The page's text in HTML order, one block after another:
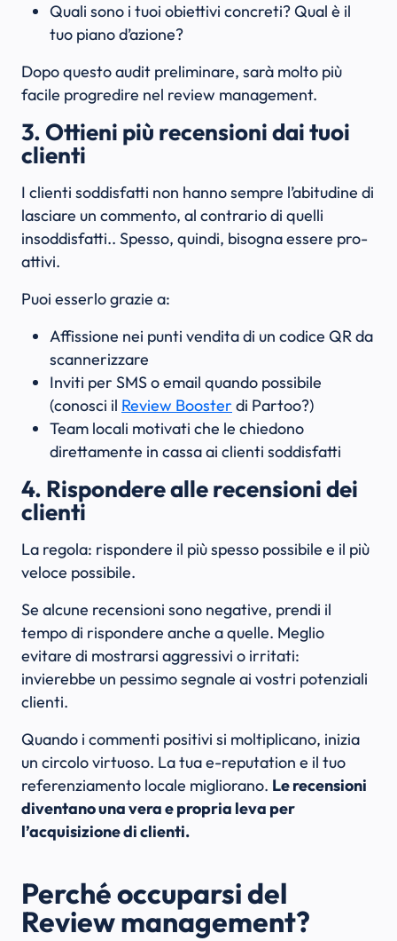
Quali sono i tuoi obiettivi concreti? Qual è il
tuo piano d’azione?
Dopo questo audit preliminare, sarà molto più
facile progredire nel review management.
3. Ottieni più recensioni dai tuoi
clienti
I clienti soddisfatti non hanno sempre l’abitudine di
lasciare un commento, al contrario di quelli
insoddisfatti.. Spesso, quindi, bisogna essere pro-
attivi.
Puoi esserlo grazie a:
Affissione nei punti vendita di un codice QR da
scannerizzare
Inviti per SMS o email quando possibile
(conosci il Review Booster di Partoo?)
Team locali motivati che le chiedono
direttamente in cassa ai clienti soddisfatti
4. Rispondere alle recensioni dei
clienti
La regola: rispondere il più spesso possibile e il più
veloce possibile.
Se alcune recensioni sono negative, prendi il
tempo di rispondere anche a quelle. Meglio
evitare di mostrarsi aggressivi o irritati:
invierebbe un pessimo segnale ai vostri potenziali
clienti.
Quando i commenti positivi si moltiplicano, inizia
un circolo virtuoso. La tua e-reputation e il tuo
referenziamento locale migliorano. Le recensioni
diventano una vera e propria leva per
l’acquisizione di clienti.
Perché occuparsi del
Review management?